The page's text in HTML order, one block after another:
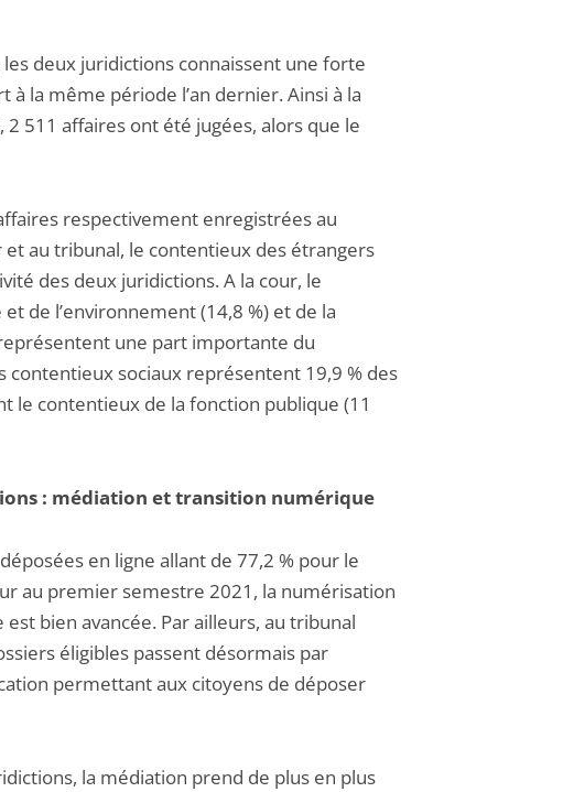
les deux juridictions connaissent une forte
à la même période l’an dernier. Ainsi à la
2 511 affaires ont été jugées, alors que le
respectivement enregistrées au
au tribunal, le contentieux des étrangers
des deux juridictions. A la cour, le
de l’environnement (14,8 %) et de la
une part importante du
contentieux sociaux représentent 19,9 % des
le contentieux de la fonction publique (11
: médiation et transition numérique
en ligne allant de 77,2 % pour le
au premier semestre 2021, la numérisation
bien avancée. Par ailleurs, au tribunal
éligibles passent désormais par
permettant aux citoyens de déposer
la médiation prend de plus en plus